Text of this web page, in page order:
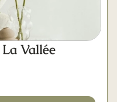
Vallée